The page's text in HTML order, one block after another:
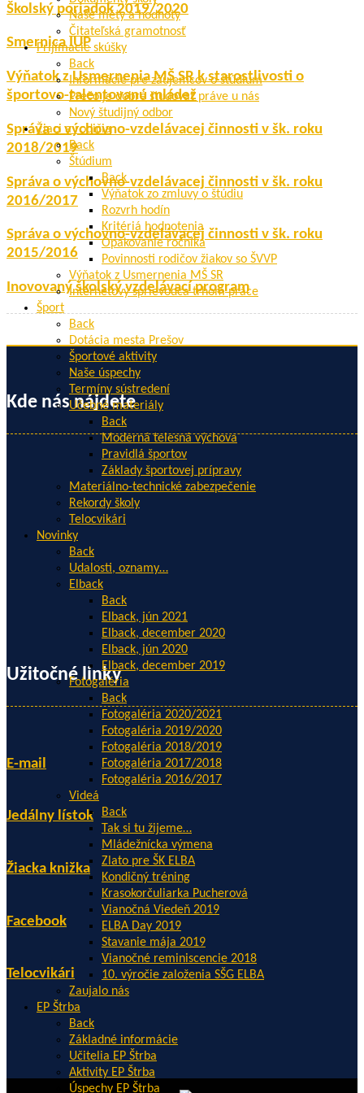
Naše méty a hodnoty
Čitateľská gramotnosť
Prijímacie skúšky
Back
Informácie pre záujemcov o štúdium
Prečo je dobré študovať práve u nás
Nový študijný odbor
Žiaci a rodičia
Back
Štúdium
Back
Výňatok zo zmluvy o štúdiu
Rozvrh hodín
Kritériá hodnotenia
Opakovanie ročníka
Povinnosti rodičov žiakov so ŠVVP
Výňatok z Usmernenia MŠ SR
Internetový sprievodca trhom práce
Šport
Back
Dotácia mesta Prešov
Športové aktivity
Naše úspechy
Termíny sústredení
Učebné materiály
Back
Moderná telesná výchova
Pravidlá športov
Základy športovej prípravy
Materiálno-technické zabezpečenie
Rekordy školy
Telocvikári
Novinky
Back
Udalosti, oznamy…
Elback
Back
Elback, jún 2021
Elback, december 2020
Elback, jún 2020
Elback, december 2019
Fotogaléria
Back
Fotogaléria 2020/2021
Fotogaléria 2019/2020
Fotogaléria 2018/2019
Fotogaléria 2017/2018
Fotogaléria 2016/2017
Videá
Back
Tak si tu žijeme…
Mládežnícka výmena
Zlato pre ŠK ELBA
Kondičný tréning
Krasokorčuliarka Pucherová
Vianočná Viedeň 2019
ELBA Day 2019
Stavanie mája 2019
Vianočné reminiscencie 2018
10. výročie založenia SŠG ELBA
Zaujalo nás
EP Štrba
Back
Základné informácie
Učitelia EP Štrba
Aktivity EP Štrba
Úspechy EP Štrba
Školský poriadok 2019/2020
Smernica IUP
Výňatok z Usmernenia MŠ SR k starostlivosti o
športovo-talentovanú mládež
Správa o výchovno-vzdelávacej činnosti v šk. roku
2018/2019
Správa o výchovno-vzdelávacej činnosti v šk. roku
2016/2017
Správa o výchovno-vzdelávacej činnosti v šk. roku
2015/2016
Inovovaný školský vzdelávací program
Kde nás nájdete
Užitočné linky
E-mail
Jedálny lístok
Žiacka knižka
Facebook
Telocvikári